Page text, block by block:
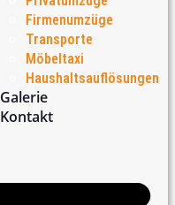
Firmenumzüge
Transporte
Möbeltaxi
Haushaltsauflösungen
Galerie
Kontakt